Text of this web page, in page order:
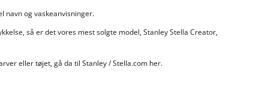
navn og vaskeanvisninger.
så er det vores mest solgte model, Stanley Stella Creator,
eller tøjet, gå da til Stanley / Stella.com her.